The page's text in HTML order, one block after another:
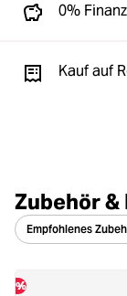
0%
Kauf auf
Zubehör &
Empfohlenes
%